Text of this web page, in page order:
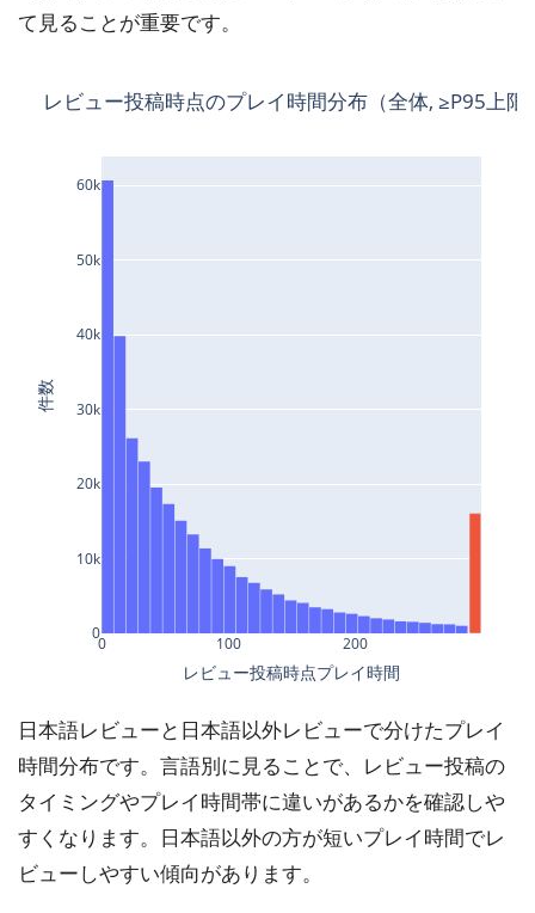
て見ることが重要です。
日本語レビューと日本語以外レビューで分けたプレイ
時間分布です。言語別に見ることで、レビュー投稿の
タイミングやプレイ時間帯に違いがあるかを確認しや
すくなります。日本語以外の方が短いプレイ時間でレ
ビューしやすい傾向があります。